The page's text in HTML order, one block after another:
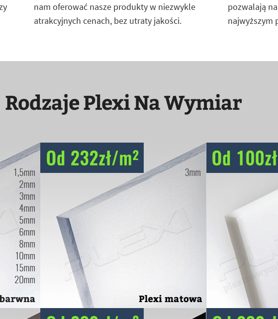
nam oferować nasze produkty w niezwykle
atrakcyjnych cenach, bez utraty jakości.
pozwalają
najwyższym
Rodzaje Plexi Na Wymiar